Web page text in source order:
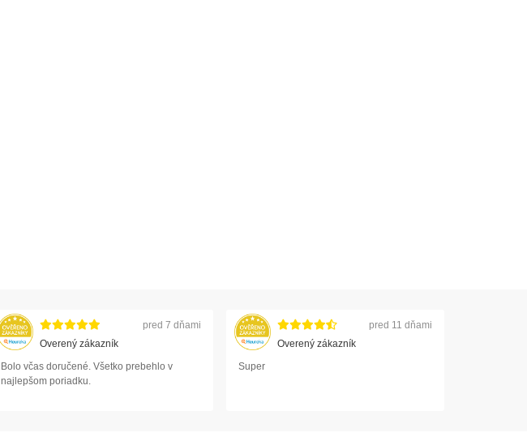
pred 7 dňami
Overený zákazník
Bolo včas doručené. Všetko prebehlo v
najlepšom poriadku.
pred 11 dňami
Overený zákazník
Super